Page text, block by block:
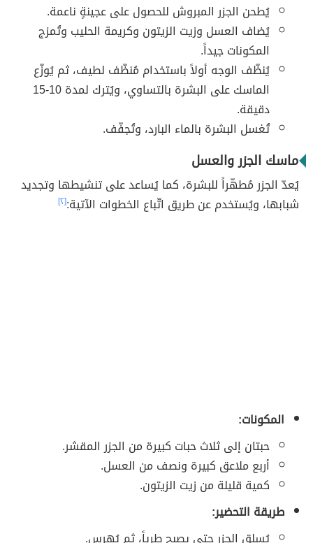
يُطحن الجزر المبروش للحصول على عجينةٍ ناعمة.
يُضاف العسل وزيت الزيتون وكريمة الحليب وتُمزج
المكونات جيداً.
يُنظّف الوجه أولاً باستخدام مُنظّف لطيف، ثم يُوزّع
الماسك على البشرة بالتساوي، ويُترك لمدة 10-15
دقيقة.
تُغسل البشرة بالماء البارد، وتُجفّف.
ماسك الجزر والعسل
يُعدّ الجزر مُطهّراً للبشرة، كما يُساعد على تنشيطها وتجديد
شبابها، ويُستخدم عن طريق اتّباع الخطوات الآتية:[٢]
المكونات:
حبتان إلى ثلاث حبات كبيرة من الجزر المقشر.
أربع ملاعق كبيرة ونصف من العسل.
كمية قليلة من زيت الزيتون.
طريقة التحضير:
يُسلق الجزر حتى يصبح طرياً، ثم يُهرس.